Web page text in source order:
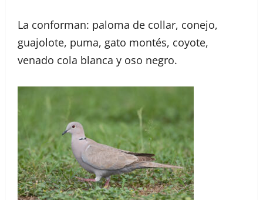
La conforman: paloma de collar, conejo,
guajolote, puma, gato montés, coyote,
venado cola blanca y oso negro.